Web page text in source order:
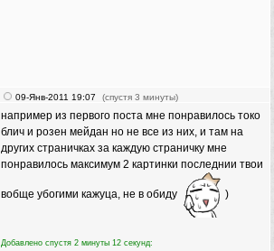
09-Янв-2011 19:07 (спустя 3 минуты)
например из первого поста мне понравилось токо
блич и розен мейдан но не все из них, и там на
других страничках за каждую страничку мне
понравилось максимум 2 картинки последнии твои
вобще убогими кажуца, не в обиду )
Добавлено спустя 2 минуты 12 секунд: